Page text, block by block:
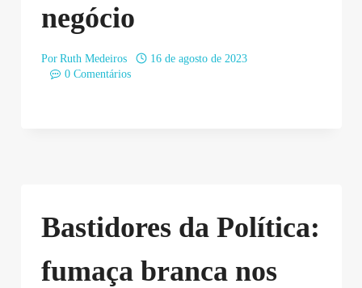
negócio
Por Ruth Medeiros
16 de agosto de 2023
0 Comentários
Bastidores da Política:
fumaça branca nos